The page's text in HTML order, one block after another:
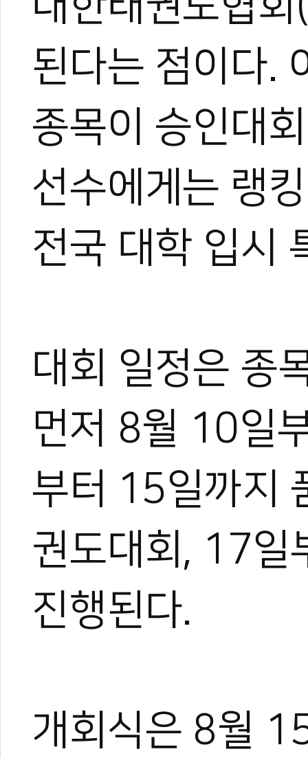
된다는 점이다.
종목이 승인대
선수에게는 랭
전국 대학 입시
대회 일정은 종
먼저 8월 10일
부터 15일까지
권도대회, 17일
진행된다.
개회식은 8월
#전주대 #전주대총장기 #대학총장기 #대한태권도협회 #KTA
#품새대회
#싸울아비 #시범단